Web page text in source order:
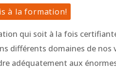
à la formation!
qui soit à la fois
différents domaines de nos
adéquatement aux